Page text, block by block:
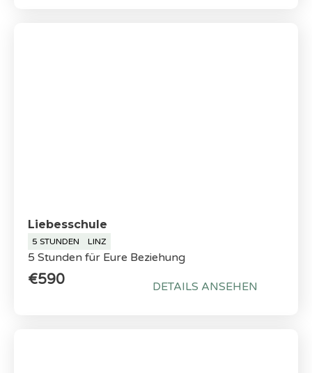
Liebesschule
5 STUNDEN LINZ
5 Stunden für Eure Beziehung
€590 DETAILS ANSEHEN